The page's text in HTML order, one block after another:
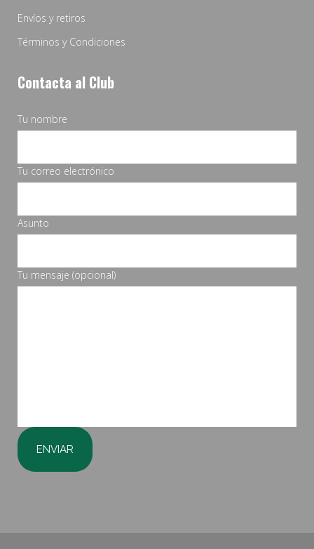
Envíos y retiros
Términos y Condiciones
Contacta al Club
Tu nombre
Tu correo electrónico
Asunto
Tu mensaje (opcional)